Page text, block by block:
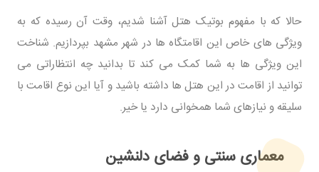
حالا که با مفهوم بوتیک هتل آشنا شدیم، وقت آن رسیده که به
ویژگی های خاص این اقامتگاه ها در شهر مشهد بپردازیم. شناخت
این ویژگی ها به شما کمک می کند تا بدانید چه انتظاراتی می
توانید از اقامت در این هتل ها داشته باشید و آیا این نوع اقامت با
سلیقه و نیازهای شما همخوانی دارد یا خیر.
معماری سنتی و فضای دلنشین